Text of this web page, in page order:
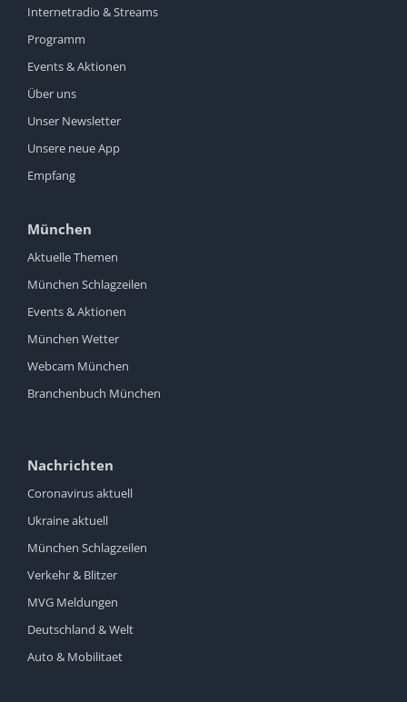
Internetradio & Streams
Programm
Events & Aktionen
Über uns
Unser Newsletter
Unsere neue App
Empfang
München
Aktuelle Themen
München Schlagzeilen
Events & Aktionen
München Wetter
Webcam München
Branchenbuch München
Nachrichten
Coronavirus aktuell
Ukraine aktuell
München Schlagzeilen
Verkehr & Blitzer
MVG Meldungen
Deutschland & Welt
Auto & Mobilitaet